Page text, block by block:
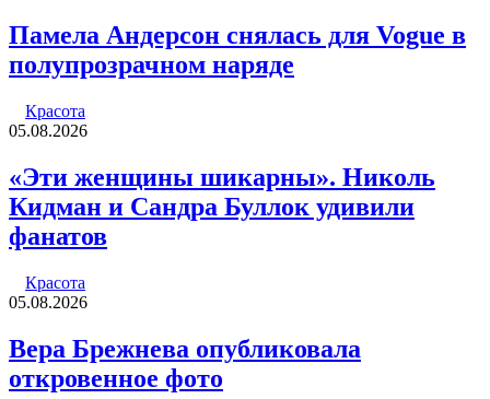
Памела Андерсон снялась для Vogue в
полупрозрачном наряде
Красота
05.08.2026
«Эти женщины шикарны». Николь
Кидман и Сандра Буллок удивили
фанатов
Красота
05.08.2026
Вера Брежнева опубликовала
откровенное фото